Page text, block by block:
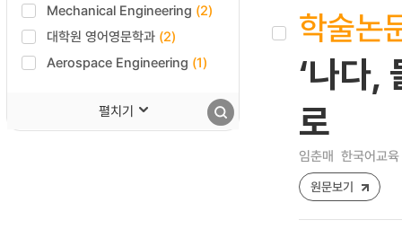
Mechanical Engineering (2)
대학원 영어영문학과 (2)
Aerospace Engineering (1)
펼치기
학술논
‘나다,
로
임춘매 한국어교
원문보기